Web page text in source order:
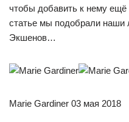
чтобы добавить к нему
статье мы подобрали
Экшенов…
Marie Gardiner 03 мая 2018